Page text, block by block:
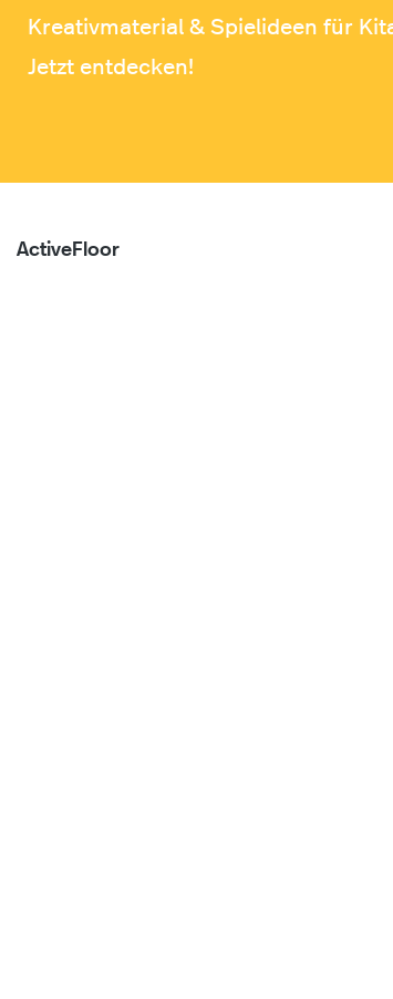
Kreativmaterial & Spielideen für
Jetzt entdecken!
ActiveFloor